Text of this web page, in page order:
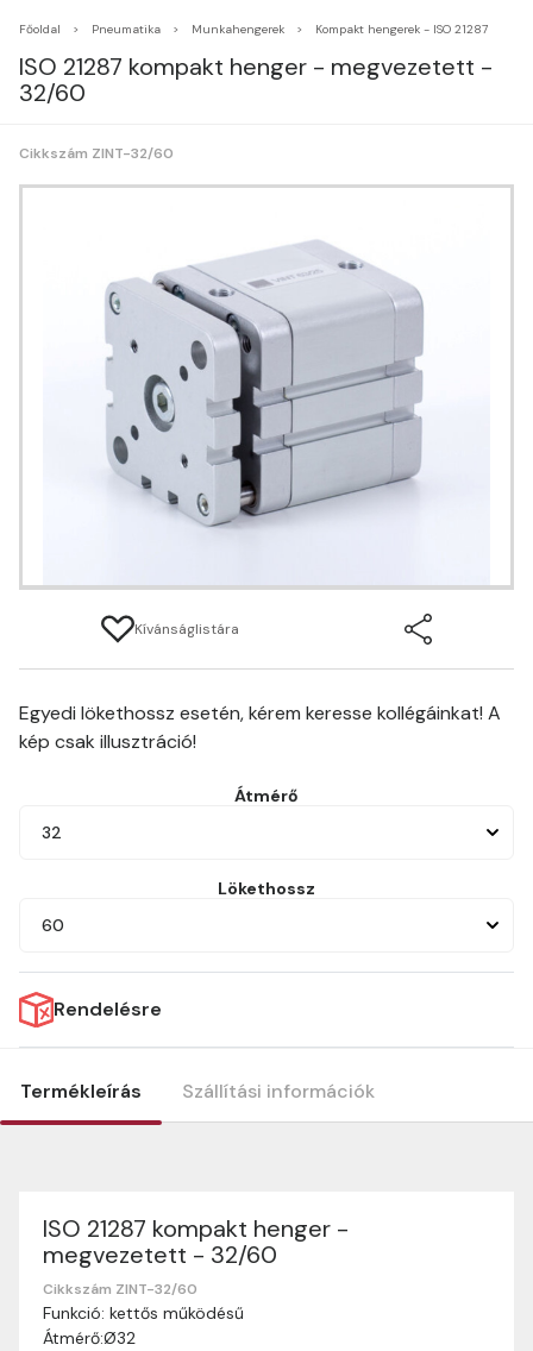
Főoldal Pneumatika Munkahengerek Kompakt hengerek - ISO 21287
ISO 21287 kompakt henger - megvezetett -
32/60
Cikkszám ZINT-32/60
Kívánságlistára
Egyedi lökethossz esetén, kérem keresse kollégáinkat! A
kép csak illusztráció!
Átmérő
32
Lökethossz
60
Rendelésre
Termékleírás Szállítási információk
ISO 21287 kompakt henger -
megvezetett - 32/60
Cikkszám ZINT-32/60
Funkció: kettős működésű
Átmérő:Ø32
Szállítási információk
Nagyon köszönjük, hogy webshopunkat választottátok
vásárlásaitokhoz. Az alábbiakban megtaláljátok szállítási
információinkat, hogy a vásárlásotok gördülékenyen és
zökkenőmentesen történhessen.